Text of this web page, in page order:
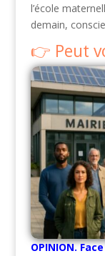
l’école
demain,
Peut
OPINION.